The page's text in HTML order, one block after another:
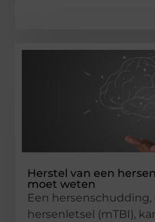
Herstel van een
moet weten
Een
hersenletsel (mTBI),